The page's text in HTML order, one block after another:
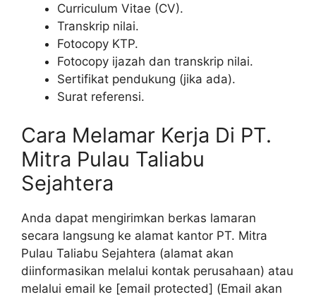
Curriculum Vitae (CV).
Transkrip nilai.
Fotocopy KTP.
Fotocopy ijazah dan transkrip nilai.
Sertifikat pendukung (jika ada).
Surat referensi.
Cara Melamar Kerja Di PT.
Mitra Pulau Taliabu
Sejahtera
Anda dapat mengirimkan berkas lamaran
secara langsung ke alamat kantor PT. Mitra
Pulau Taliabu Sejahtera (alamat akan
diinformasikan melalui kontak perusahaan) atau
melalui email ke [email protected] (Email akan